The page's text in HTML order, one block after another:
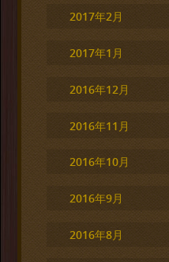
2017年2月
2017年1月
2016年12月
2016年11月
2016年10月
2016年9月
2016年8月